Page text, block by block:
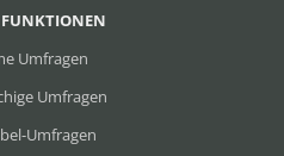
FUNKTIONEN
Umfragen
Umfragen
Umfragen